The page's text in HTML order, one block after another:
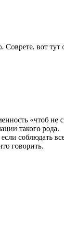
вот тут
«чтоб
такого рода.
соблюдать
говорить.